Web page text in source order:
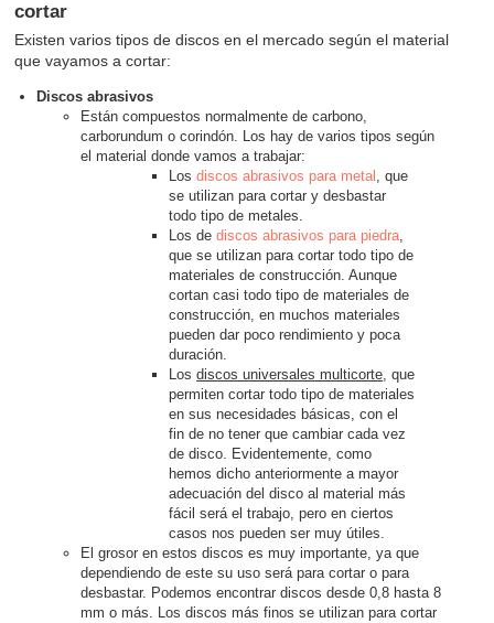
cortar
Existen varios tipos de discos en el mercado según el material
que vayamos a cortar:
Discos abrasivos
Están compuestos normalmente de carbono,
carborundum o corindón. Los hay de varios tipos según
el material donde vamos a trabajar:
Losdiscos abrasivos para metal , que
se utilizan para cortar y desbastar
todo tipo de metales.
Los dediscos abrasivos para piedra,
que se utilizan para cortar todo tipo de
materiales de construcción. Aunque
cortan casi todo tipo de materiales de
construcción, en muchos materiales
pueden dar poco rendimiento y poca
duración.
Losdiscos universales multicorte, que
permiten cortar todo tipo de materiales
en sus necesidades básicas, con el
fin de no tener que cambiar cada vez
de disco. Evidentemente, como
hemos dicho anteriormente a mayor
adecuación del disco al material más
fácil será el trabajo, pero en ciertos
casos nos pueden ser muy útiles.
El grosor en estos discos es muy importante, ya que
dependiendo de este su uso será para cortar o para
desbastar. Podemos encontrar discos desde 0,8 hasta 8
mm o más. Los discos más finos se utilizan para cortar